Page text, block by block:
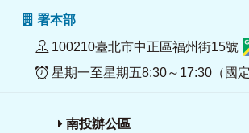
署本部
100210臺北市中正區福州街15號
星期一至星期五8:30～17:30（國定
南投辦公區